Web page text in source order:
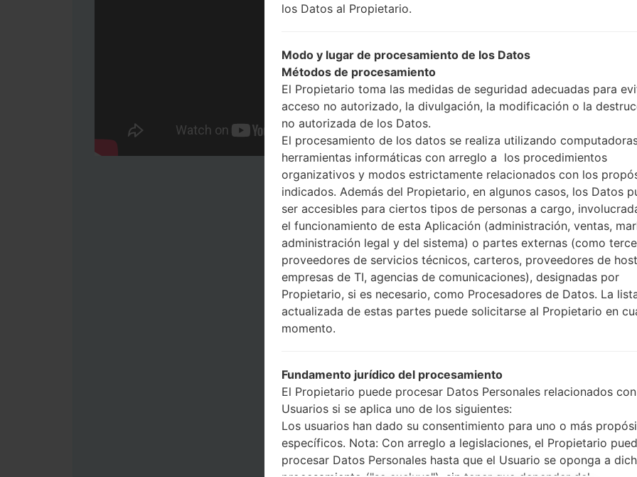
CSC _ ***: "País y
Agregue todos los
Si desea hacer clean
Ahora apague su
Cómo hacer todos los
Presione y
botón de Subir
Presione y
Bajar volumen y
Presione y
botón de Bajar
Conecte un cable
botón de Bixby y la
Presione y
Especifique solo
Automático.
Finalmente, presione
reiniciará y se
los Datos al Propietario.
Modo y lugar de procesamiento de los Datos
Métodos de procesamiento
El Propietario toma las medidas de seguridad adecuadas para
acceso no autorizado, la divulgación, la modificación o la
no autorizada de los Datos.
El procesamiento de los datos se realiza utilizando
herramientas informáticas con arreglo a los procedimientos
organizativos y modos estrictamente relacionados con los
indicados. Además del Propietario, en algunos casos, los Datos
ser accesibles para ciertos tipos de personas a cargo,
el funcionamiento de esta Aplicación (administración, ventas,
administración legal y del sistema) o partes externas (como
proveedores de servicios técnicos, carteros, proveedores de
empresas de TI, agencias de comunicaciones), designadas por
Propietario, si es necesario, como Procesadores de Datos. La
actualizada de estas partes puede solicitarse al Propietario en
momento.
Fundamento jurídico del procesamiento
El Propietario puede procesar Datos Personales relacionados
Usuarios si se aplica uno de los siguientes:
Los usuarios han dado su consentimiento para uno o más
específicos. Nota: Con arreglo a legislaciones, el Propietario
procesar Datos Personales hasta que el Usuario se oponga a